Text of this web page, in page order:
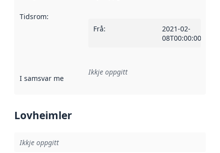
Tidsrom:
Frå:
2021-02-
08T00:00:00Z
I samsvar med Referanse til ei implementeringsregel eller
Ikkje oppgitt
Lovheimler
Ikkje oppgitt